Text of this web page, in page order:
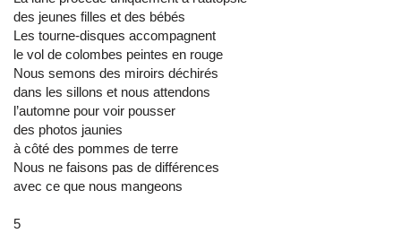
des jeunes filles et des bébés
Les tourne-disques accompagnent
le vol de colombes peintes en rouge
Nous semons des miroirs déchirés
dans les sillons et nous attendons
l’automne pour voir pousser
des photos jaunies
à côté des pommes de terre
Nous ne faisons pas de différences
avec ce que nous mangeons
5